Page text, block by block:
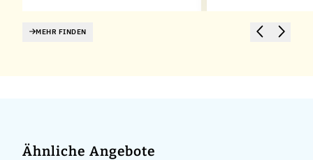
MEHR FINDEN
Ähnliche Angebote